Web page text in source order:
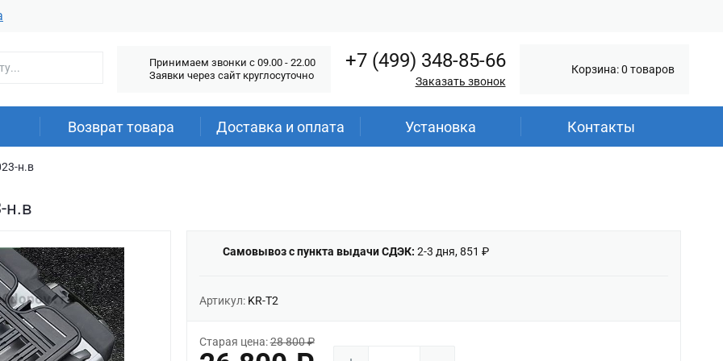
Принимаем звонки c 09.00 - 22.00
Заявки через сайт круглосуточно
+7 (499) 348-85-66
Заказать звонок
Корзина: 0 товаров
Возврат товара Доставка и оплата Установка Контакты
н.в
н.в
Самовывоз с пункта выдачи СДЭК: 2-3 дня, 851 ₽
Артикул: KR-T2
Старая цена:28 800 ₽